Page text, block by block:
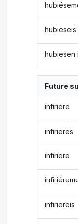
hubiesen
Future
infiriere
infirieres
infiriere
infiriereis